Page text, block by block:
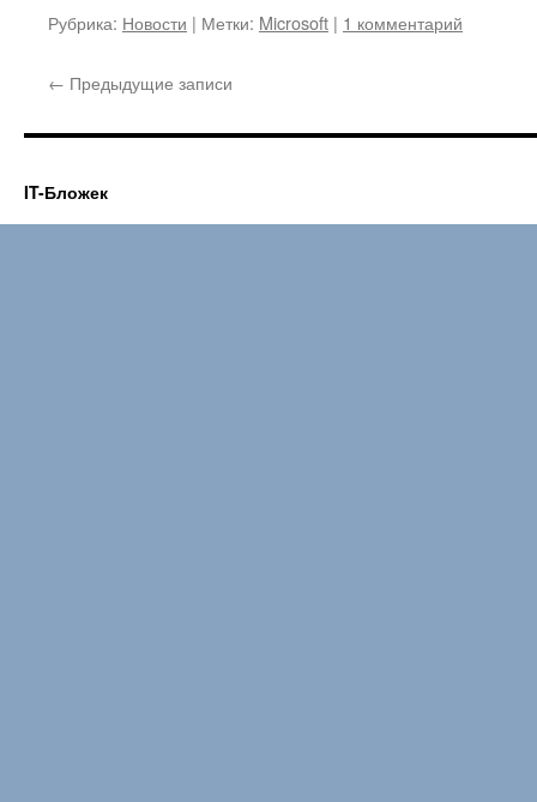
Рубрика: Новости | Метки: Microsoft | 1 комментарий
← Предыдущие записи
IT-Бложек